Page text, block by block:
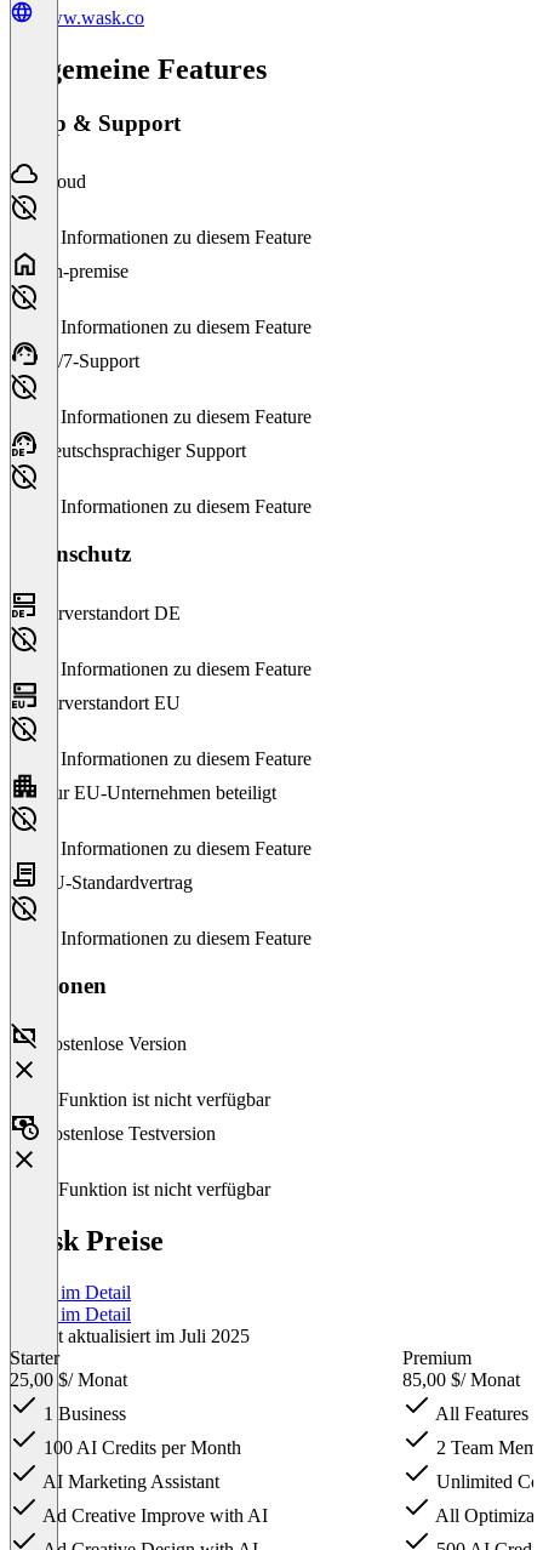
www.wask.co
Allgemeine Features
Setup & Support
Cloud
Keine Informationen zu diesem Feature
On-premise
Keine Informationen zu diesem Feature
24/7-Support
Keine Informationen zu diesem Feature
Deutschsprachiger Support
Keine Informationen zu diesem Feature
Datenschutz
Serverstandort DE
Keine Informationen zu diesem Feature
Serverstandort EU
Keine Informationen zu diesem Feature
Nur EU-Unternehmen beteiligt
Keine Informationen zu diesem Feature
EU-Standardvertrag
Keine Informationen zu diesem Feature
Versionen
Kostenlose Version
Diese Funktion ist nicht verfügbar
Kostenlose Testversion
Diese Funktion ist nicht verfügbar
Wask Preise
Preise im Detail
Preise im Detail
Zuletzt aktualisiert im Juli 2025
Starter
25,00 $/ Monat
1 Business
100 AI Credits per Month
AI Marketing Assistant
Ad Creative Improve with AI
Premium
85,00 $/ Monat
All Features
2 Team
Unlimited
All